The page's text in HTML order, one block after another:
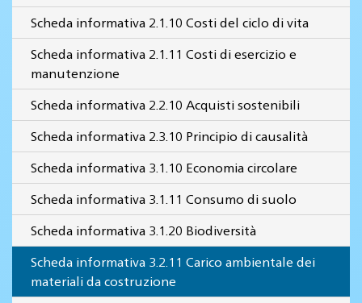
Scheda informativa 2.1.10 Costi del ciclo di vita
Scheda informativa 2.1.11 Costi di esercizio e
manutenzione
Scheda informativa 2.2.10 Acquisti sostenibili
Scheda informativa 2.3.10 Principio di causalità
Scheda informativa 3.1.10 Economia circolare
Scheda informativa 3.1.11 Consumo di suolo
Scheda informativa 3.1.20 Biodiversità
Scheda informativa 3.2.11 Carico ambientale dei
materiali da costruzione